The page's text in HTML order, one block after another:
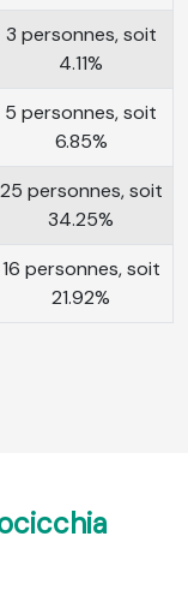
3 personnes, soit
4.11%
5 personnes, soit
6.85%
25 personnes, soit
34.25%
16 personnes, soit
21.92%